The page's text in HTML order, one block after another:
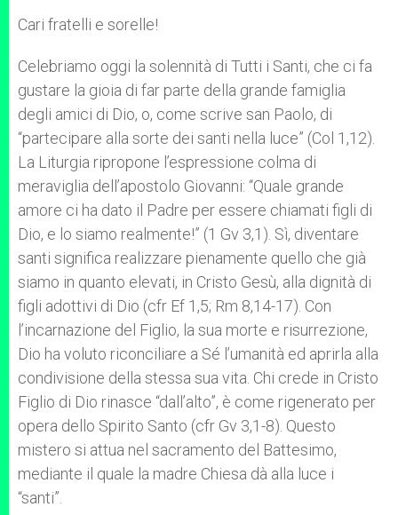
Cari fratelli e sorelle!
Celebriamo oggi la solennità di Tutti i Santi, che ci fa
gustare la gioia di far parte della grande famiglia
degli amici di Dio, o, come scrive san Paolo, di
“partecipare alla sorte dei santi nella luce” (Col 1,12).
La Liturgia ripropone l’espressione colma di
meraviglia dell’apostolo Giovanni: “Quale grande
amore ci ha dato il Padre per essere chiamati figli di
Dio, e lo siamo realmente!” (1 Gv 3,1). Sì, diventare
santi significa realizzare pienamente quello che già
siamo in quanto elevati, in Cristo Gesù, alla dignità di
figli adottivi di Dio (cfr Ef 1,5; Rm 8,14-17). Con
l’incarnazione del Figlio, la sua morte e risurrezione,
Dio ha voluto riconciliare a Sé l’umanità ed aprirla alla
condivisione della stessa sua vita. Chi crede in Cristo
Figlio di Dio rinasce “dall’alto”, è come rigenerato per
opera dello Spirito Santo (cfr Gv 3,1-8). Questo
mistero si attua nel sacramento del Battesimo,
mediante il quale la madre Chiesa dà alla luce i
“santi”.